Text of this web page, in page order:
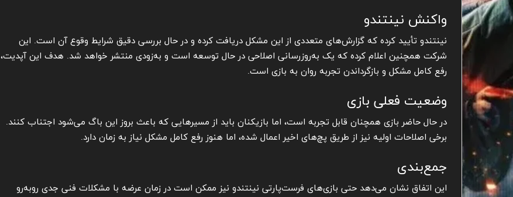
واکنش نینتندو
نینتندو تأیید کرده که گزارش‌های متعددی از این مشکل دریافت کرده و در حال بررسی دقیق شرایط وقوع آن است. این
شرکت همچنین اعلام کرده که یک به‌روزرسانی اصلاحی در حال توسعه است و به‌زودی منتشر خواهد شد. هدف این آپدیت،
رفع کامل مشکل و بازگرداندن تجربه روان به بازی است.
وضعیت فعلی بازی
در حال حاضر بازی همچنان قابل تجربه است، اما بازیکنان باید از مسیرهایی که باعث بروز این باگ می‌شود اجتناب کنند.
برخی اصلاحات اولیه نیز از طریق پچ‌های اخیر اعمال شده، اما هنوز رفع کامل مشکل نیاز به زمان دارد.
جمع‌بندی
این اتفاق نشان می‌دهد حتی بازی‌های فرست‌پارتی نینتندو نیز ممکن است در زمان عرضه با مشکلات فنی جدی روبه‌رو